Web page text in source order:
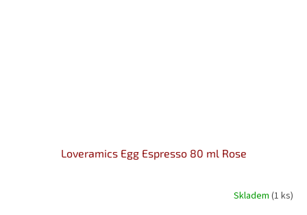
Loveramics Egg Espresso 80 ml Rose
Skladem (1 ks)